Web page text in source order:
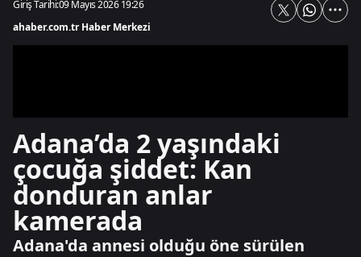
Giriş Tarihi:09 Mayıs 2026 19:26
ahaber.com.tr Haber Merkezi
Adana’da 2 yaşındaki
çocuğa şiddet: Kan
donduran anlar
kamerada
Adana'da annesi olduğu öne sürülen